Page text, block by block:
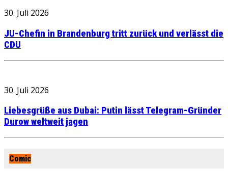
30. Juli 2026
JU-Chefin in Brandenburg tritt zurück und verlässt die
CDU
30. Juli 2026
Liebesgrüße aus Dubai: Putin lässt Telegram-Gründer
Durow weltweit jagen
Comic